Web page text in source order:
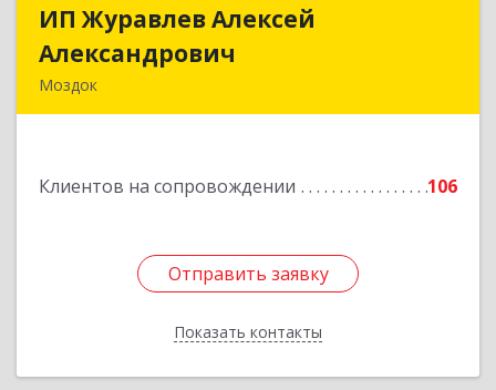
ИП Журавлев Алексей
Александрович
Моздок
Клиентов на сопровождении 106
Отправить заявку
Показать контакты
ИП Журавлев Алексей
Подробнее
Отправить заявку
Назад